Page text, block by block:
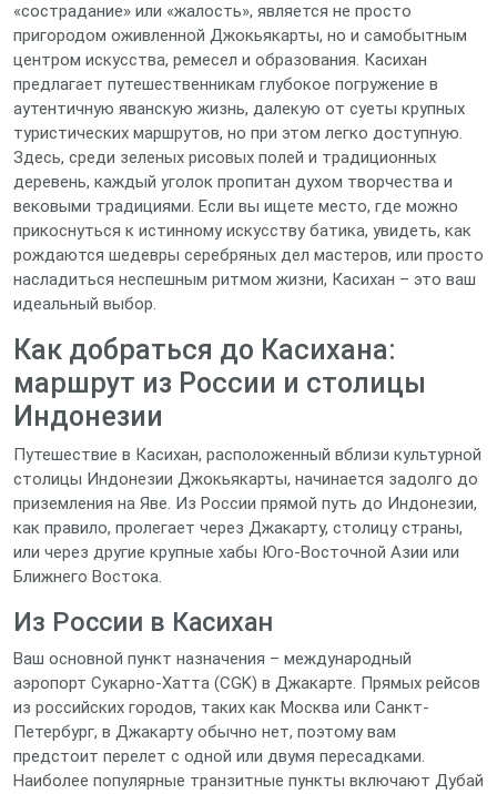
«сострадание» или «жалость», является не просто
пригородом оживленной Джокьякарты, но и самобытным
центром искусства, ремесел и образования. Касихан
предлагает путешественникам глубокое погружение в
аутентичную яванскую жизнь, далекую от суеты крупных
туристических маршрутов, но при этом легко доступную.
Здесь, среди зеленых рисовых полей и традиционных
деревень, каждый уголок пропитан духом творчества и
вековыми традициями. Если вы ищете место, где можно
прикоснуться к истинному искусству батика, увидеть, как
рождаются шедевры серебряных дел мастеров, или просто
насладиться неспешным ритмом жизни, Касихан – это ваш
идеальный выбор.
Как добраться до Касихана:
маршрут из России и столицы
Индонезии
Путешествие в Касихан, расположенный вблизи культурной
столицы Индонезии Джокьякарты, начинается задолго до
приземления на Яве. Из России прямой путь до Индонезии,
как правило, пролегает через Джакарту, столицу страны,
или через другие крупные хабы Юго-Восточной Азии или
Ближнего Востока.
Из России в Касихан
Ваш основной пункт назначения – международный
аэропорт Сукарно-Хатта (CGK) в Джакарте. Прямых рейсов
из российских городов, таких как Москва или Санкт-
Петербург, в Джакарту обычно нет, поэтому вам
предстоит перелет с одной или двумя пересадками.
Наиболее популярные транзитные пункты включают Дубай